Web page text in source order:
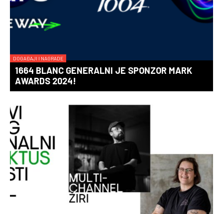
DOGAĐAJI I NAGRADE
1664 BLANC GENERALNI JE SPONZOR MARK
AWARDS 2024!